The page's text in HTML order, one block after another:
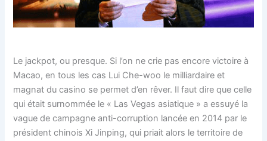
Le jackpot, ou presque. Si l’on ne crie pas encore victoire à
Macao, en tous les cas Lui Che-woo le milliardaire et
magnat du casino se permet d’en rêver. Il faut dire que celle
qui était surnommée le « Las Vegas asiatique » a essuyé la
vague de campagne anti-corruption lancée en 2014 par le
président chinois Xi Jinping, qui priait alors le territoire de